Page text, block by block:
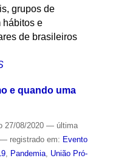
grupos de
hábitos e
de brasileiros
e quando uma
27/08/2020 — última
— registrado em: Evento
, Pandemia, União Pró-